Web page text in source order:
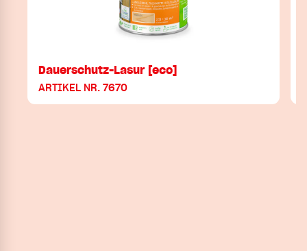
Dauerschutz-Lasur [eco]
ARTIKEL NR. 7670